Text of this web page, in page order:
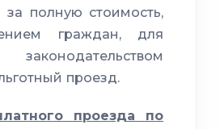
за полную стоимость,
граждан, для
проезд.
проезда по